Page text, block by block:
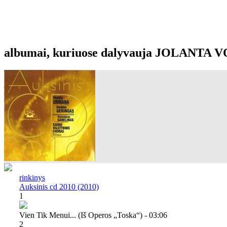
albumai, kuriuose dalyvauja JOLANTA
rinkinys
Auksinis cd 2010 (2010)
1
Vien Tik Menui... (iš Operos „toska“) - 03:06
2